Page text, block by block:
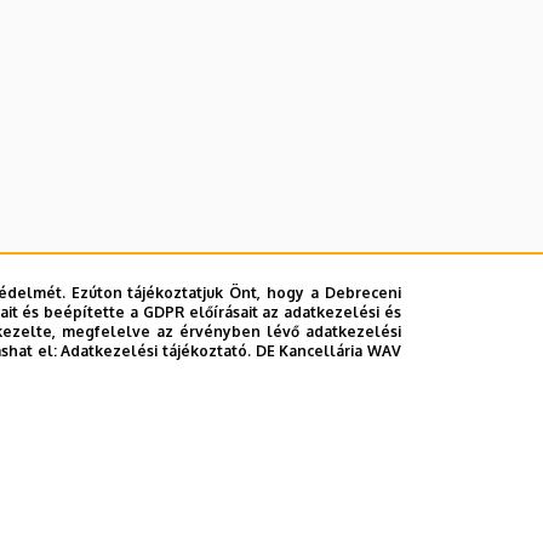
Ezúton tájékoztatjuk Önt, hogy a Debreceni
és beépítette a GDPR előírásait az adatkezelési és
megfelelve az érvényben lévő adatkezelési
el:Adatkezelési tájékoztató. DE Kancellária WAV